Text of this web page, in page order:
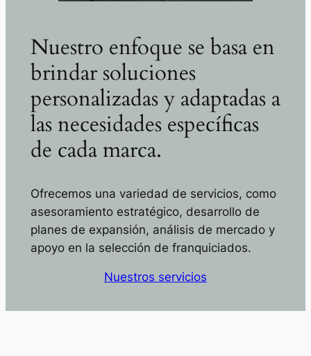
Nuestro enfoque se basa en
brindar soluciones
personalizadas y adaptadas a
las necesidades específicas
de cada marca.
Ofrecemos una variedad de servicios, como
asesoramiento estratégico, desarrollo de
planes de expansión, análisis de mercado y
apoyo en la selección de franquiciados.
Nuestros servicios